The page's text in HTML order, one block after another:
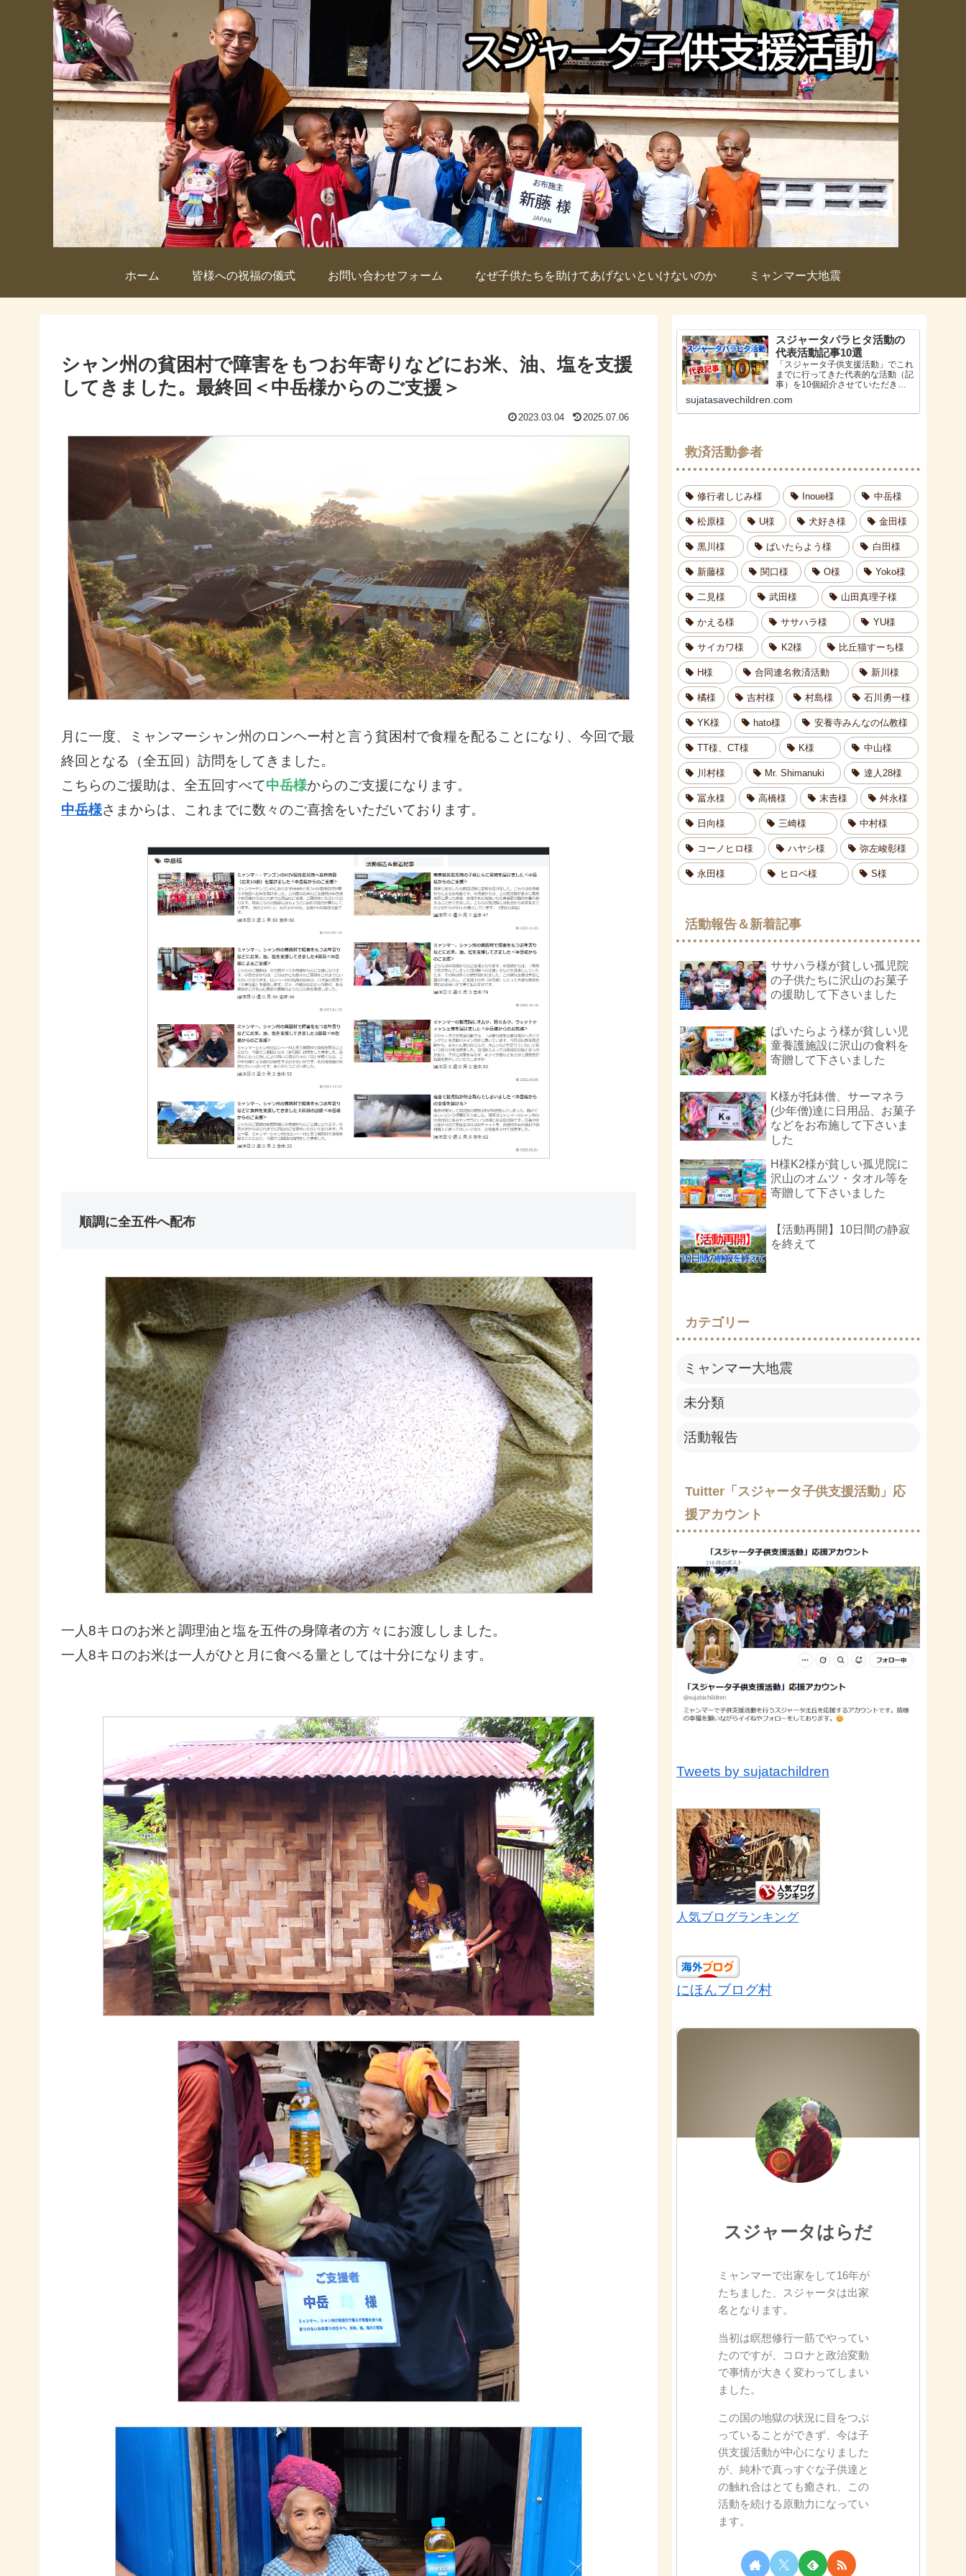
ホーム 皆様への祝福の儀式 お問い合わせフォーム なぜ子供たちを助けてあげないといけないのか ミャンマー大地震
シャン州の貧困村で障害をもつお年寄りなどにお米、油、塩を支援
してきました。最終回＜中岳様からのご支援＞
2023.03.04 2025.07.06
月に一度、ミャンマーシャン州のロンヘー村と言う貧困村で食糧を配ることになり、今回で最
終回となる（全五回）訪問をしてきました。
こちらのご援助は、全五回すべて中岳様からのご支援になります。
中岳様さまからは、これまでに数々のご喜捨をいただいております。
順調に全五件へ配布
一人8キロのお米と調理油と塩を五件の身障者の方々にお渡ししました。
一人8キロのお米は一人がひと月に食べる量としては十分になります。
スジャータパラヒタ活動の
代表活動記事10選
「スジャータ子供支援活動」でこれ
までに行ってきた代表的な活動（記
事）を10個紹介させていただきま
スクリット語で「慈善活動、慈悲、
利他」というニュアンスの意味にな
sujatasavechildren.com
救済活動参者
修行者しじみ様 Inoue様 中岳様
松原様 U様 犬好き様 金田様
黒川様 ばいたらよう様 白田様
新藤様 関口様 O様 Yoko様
二見様 武田様 山田真理子様
かえる様 ササハラ様 YU様
サイカワ様 K2様 比丘猫すーち様
H様 合同連名救済活動 新川様
橘様 吉村様 村島様 石川勇一様
YK様 hato様 安養寺みんなの仏教様
TT様、CT様 K様 中山様
川村様 Mr. Shimanuki 達人28様
冨永様 高橋様 末𠮷様 舛永様
日向様 三崎様 中村様
コーノヒロ様 ハヤシ様 弥左峻彰様
永田様 ヒロベ様 S様
活動報告＆新着記事
ササハラ様が貧しい孤児院
の子供たちに沢山のお菓子
の援助して下さいました
ばいたらよう様が貧しい児
童養護施設に沢山の食料を
寄贈して下さいました
K様が托鉢僧、サーマネラ
(少年僧)達に日用品、お菓子
などをお布施して下さいま
した
H様K2様が貧しい孤児院に
沢山のオムツ・タオル等を
寄贈して下さいました
【活動再開】10日間の静寂
を終えて
カテゴリー
ミャンマー大地震
未分類
活動報告
Tuitter「スジャータ子供支援活動」応
援アカウント
Tweets by sujatachildren
人気ブログランキング
にほんブログ村
スジャータはらだ
ミャンマーで出家をして16年が
たちました、スジャータは出家
名となります。
当初は瞑想修行一筋でやってい
たのですが、コロナと政治変動
で事情が大きく変わってしまい
ました。
この国の地獄の状況に目をつぶ
っていることができず、今は子
供支援活動が中心になりました
が、純朴で真っすぐな子供達と
の触れ合はとても癒され、この
活動を続ける原動力になってい
ます。